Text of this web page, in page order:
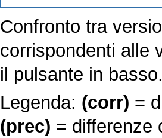
Confronto tra
corrispondenti alle
il pulsante in
Legenda: (corr) =
(prec) = differenze